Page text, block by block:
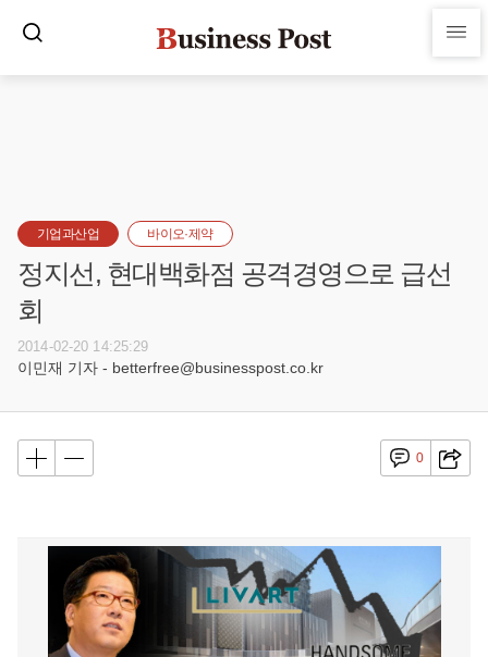
기업과산업 바이오·제약
정지선, 현대백화점 공격경영으로 급선
회
2014-02-20 14:25:29
이민재 기자 - betterfree@businesspost.co.kr
0